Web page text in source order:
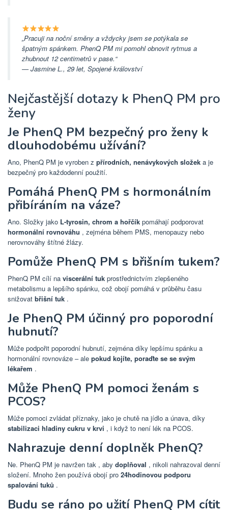
„Pracuji na noční směny a vždycky jsem se potýkala se
špatným spánkem. PhenQ PM mi pomohl obnovit rytmus a
zhubnout 12 centimetrů v pase.“
—Jasmine L., 29 let, Spojené království
Nejčastější dotazy k PhenQ PM pro
ženy
Je PhenQ PM bezpečný pro ženy k
dlouhodobému užívání?
Ano, PhenQ PM je vyroben z přírodních, nenávykových složek a je
bezpečný pro každodenní použití.
Pomáhá PhenQ PM s hormonálním
přibíráním na váze?
Ano. Složky jako L-tyrosin, chrom a hořčík pomáhají podporovat
hormonální rovnováhu , zejména během PMS, menopauzy nebo
nerovnováhy štítné žlázy.
Pomůže PhenQ PM s břišním tukem?
PhenQ PM cílí na viscerální tuk prostřednictvím zlepšeného
metabolismu a lepšího spánku, což obojí pomáhá v průběhu času
snižovat břišní tuk .
Je PhenQ PM účinný pro poporodní
hubnutí?
Může podpořit poporodní hubnutí, zejména díky lepšímu spánku a
hormonální rovnováze – ale pokud kojíte, poraďte se se svým
lékařem .
Může PhenQ PM pomoci ženám s
PCOS?
Může pomoci zvládat příznaky, jako je chutě na jídlo a únava, díky
stabilizaci hladiny cukru v krvi , i když to není lék na PCOS.
Nahrazuje denní doplněk PhenQ?
Ne. PhenQ PM je navržen tak , aby doplňoval , nikoli nahrazoval denní
složení. Mnoho žen používá obojí pro 24hodinovou podporu
spalování tuků .
Budu se ráno po užití PhenQ PM cítit